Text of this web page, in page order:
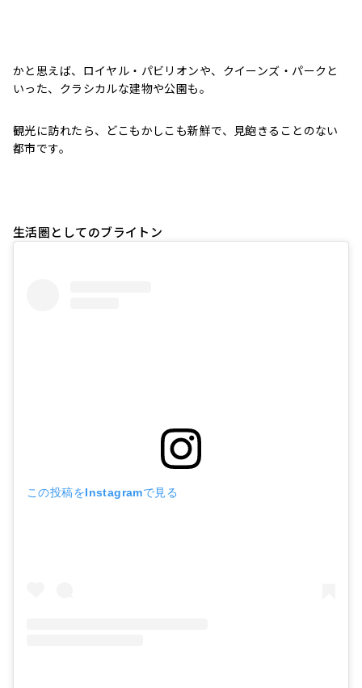
かと思えば、ロイヤル・パビリオンや、クイーンズ・パークと
いった、クラシカルな建物や公園も。
観光に訪れたら、どこもかしこも新鮮で、見飽きることのない
都市です。
生活圏としてのブライトン
この投稿をInstagramで見る